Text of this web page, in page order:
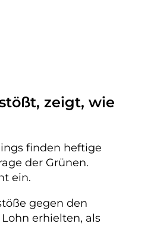
zeigt, wie
finden heftige
der Grünen.
ein.
gegen den
erhielten, als